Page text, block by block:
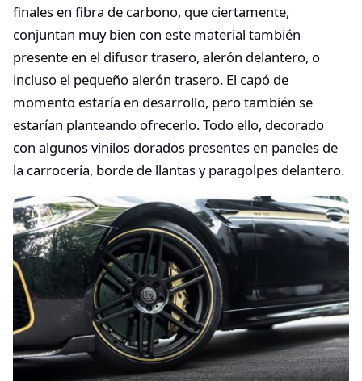
finales en fibra de carbono, que ciertamente,
conjuntan muy bien con este material también
presente en el difusor trasero, alerón delantero, o
incluso el pequeño alerón trasero. El capó de
momento estaría en desarrollo, pero también se
estarían planteando ofrecerlo. Todo ello, decorado
con algunos vinilos dorados presentes en paneles de
la carrocería, borde de llantas y paragolpes delantero.